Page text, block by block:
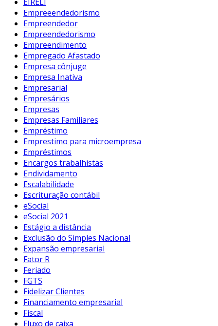
Empreeendedorismo
Empreendedor
Empreendedorismo
Empreendimento
Empregado Afastado
Empresa cônjuge
Empresa Inativa
Empresarial
Empresários
Empresas
Empresas Familiares
Empréstimo
Emprestimo para microempresa
Empréstimos
Encargos trabalhistas
Endividamento
Escalabilidade
Escrituração contábil
eSocial
eSocial 2021
Estágio a distância
Exclusão do Simples Nacional
Expansão empresarial
Fator R
Feriado
FGTS
Fidelizar Clientes
Financiamento empresarial
Fiscal
Fluxo de caixa